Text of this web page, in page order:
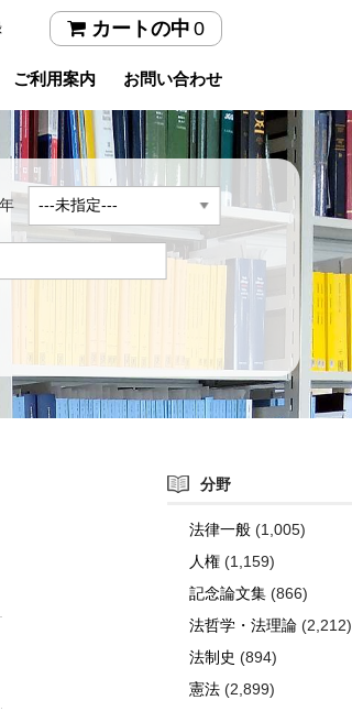
カートの中 0
ご利用案内 お問い合わせ
年
分野
法律一般 (1,005)
人権 (1,159)
記念論文集 (866)
法哲学・法理論 (2,212)
法制史 (894)
憲法 (2,899)